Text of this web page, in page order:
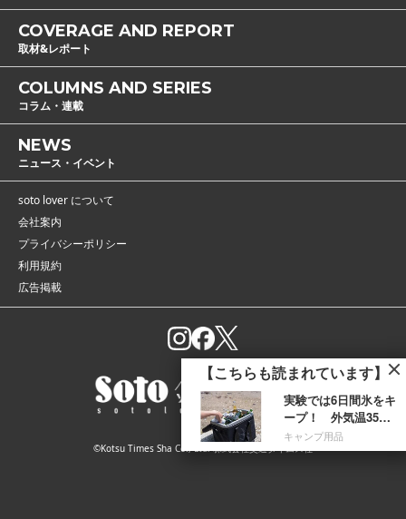
【こちらも読まれています】
実験では6日間氷をキ
ープ！ 外気温35℃
でも72時間溶けない
アルペンの実力派軽
キャンプ用品
COVERAGE AND REPORT
取材&レポート
COLUMNS AND SERIES
コラム・連載
NEWS
ニュース・イベント
soto lover について
会社案内
プライバシーポリシー
利用規約
広告掲載
©Kotsu Times Sha Co., Ltd. 株式会社交通タイムス社